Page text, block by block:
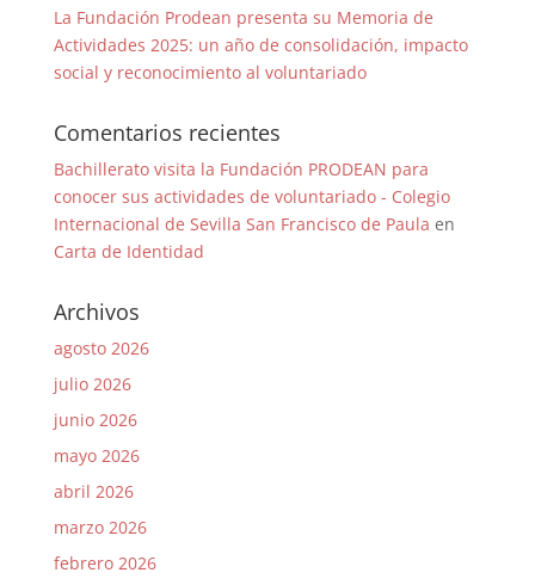
La Fundación Prodean presenta su Memoria de
Actividades 2025: un año de consolidación, impacto
social y reconocimiento al voluntariado
Comentarios recientes
Bachillerato visita la Fundación PRODEAN para
conocer sus actividades de voluntariado - Colegio
Internacional de Sevilla San Francisco de Paula en
Carta de Identidad
Archivos
agosto 2026
julio 2026
junio 2026
mayo 2026
abril 2026
marzo 2026
febrero 2026